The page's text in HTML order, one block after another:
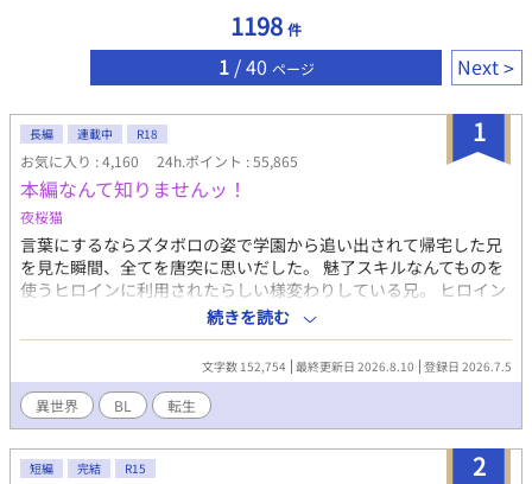
1198 件
1/ 40 ページ Next
1
長編 連載中 R18
お気に入り : 4,160 24h.ポイント : 55,865
本編なんて知りませんッ！
夜桜猫
言葉にするならズタボロの姿で学園から追い出されて帰宅した兄
を見た瞬間、全てを唐突に思いだした。 魅了スキルなんてものを
使うヒロインに利用されたらしい様変わりしている兄。 ヒロイン
こと聖女に危害を加えた罪で学園を退学、貧乏男爵家である我が
家にも厳しい処分が言い渡されることに。 前世の記憶が戻ったか
らこそ余りに理不尽な状況に憤る主人公。 原作？そんな事は知っ
たことか。 原作知識チートと固有スキルを使って快適スローライ
フの為に動き出す。 ※急遽、一部キャラクターの名前を変更しま
した。読み辛くして申し訳ありません。 感想コメントは公開不
要と書かれている方以外にはしっかり返信していきます。もし
も、返信がない場合はお知らせ下さい！とても励みになります！
続きを読む
文字数 152,754 最終更新日 2026.8.10 登録日 2026.7.5
異世界 BL 転生
2
短編 完結 R15